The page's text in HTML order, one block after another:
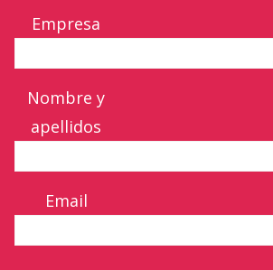
Empresa
Nombre y
apellidos
Email